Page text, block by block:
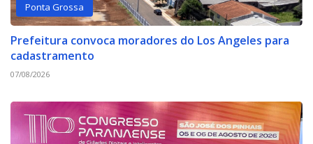
Ponta Grossa
Prefeitura convoca moradores do Los Angeles para
cadastramento
07/08/2026